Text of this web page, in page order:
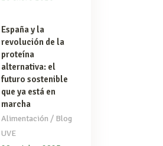
España y la
revolución de la
proteína
alternativa: el
futuro sostenible
que ya está en
marcha
Alimentación / Blog
UVE